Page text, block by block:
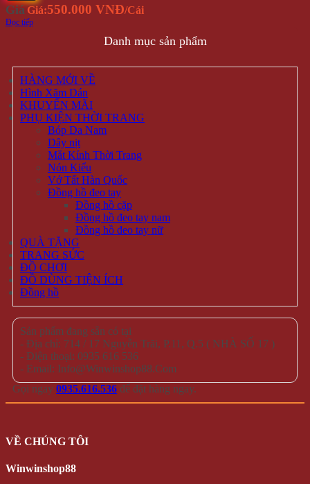
Giá Giá:550.000 VNĐ/Cái
Đọc tiếp
Danh mục sản phẩm
HÀNG MỚI VỀ
Hình Xăm Dán
KHUYẾN MÃI
PHỤ KIỆN THỜI TRANG
Bóp Da Nam
Dây nịt
Mắt Kính Thời Trang
Nón Kiểu
Vớ Tất Hàn Quốc
Đồng hồ đeo tay
Đồng hồ cặp
Đồng hồ đeo tay nam
Đồng hồ đeo tay nữ
QUÀ TẶNG
TRANG SỨC
ĐỒ CHƠI
ĐỒ DÙNG TIỆN ÍCH
Đồng hồ
Sản phẩm đang sẵn có tại
- Địa chỉ: 714 / 17 Nguyễn Trãi, P.11, Q.5 ( NHÀ SỐ 17 )
- Điện thoại: 0935 616 536
- Email: Info@Winwinshop88.Com
Gọi ngay 0935.616.536 để đặt hàng ngay.
VỀ CHÚNG TÔI
Winwinshop88